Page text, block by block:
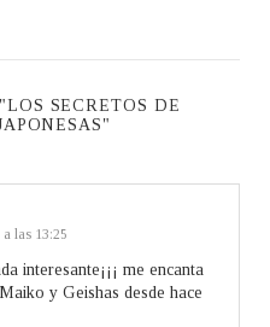
SECRETOS DE
a las 13:25
interesante¡¡¡ me encanta
y Geishas desde hace